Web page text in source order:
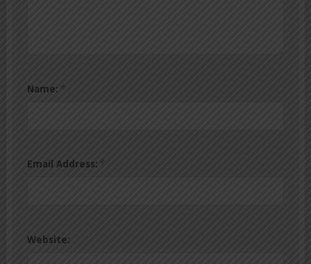
Name: *
Email Address: *
Website: